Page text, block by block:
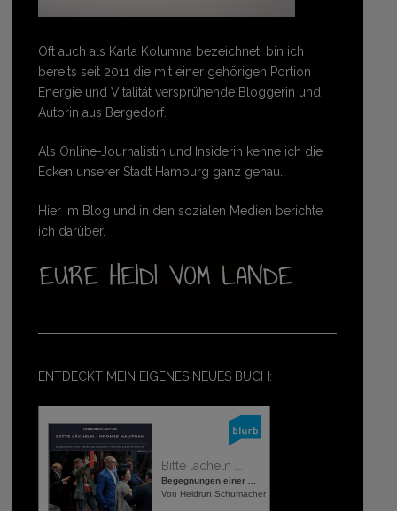
Oft auch als Karla Kolumna bezeichnet, bin ich
bereits seit 2011 die mit einer gehörigen Portion
Energie und Vitalität versprühende Bloggerin und
Autorin aus Bergedorf.
Als Online-Journalistin und Insiderin kenne ich die
Ecken unserer Stadt Hamburg ganz genau.
Hier im Blog und in den sozialen Medien berichte
ich darüber.
ENTDECKT MEIN EIGENES NEUES BUCH:
Bitte lächeln ...
Begegnungen einer ...
Von Heidrun Schumacher